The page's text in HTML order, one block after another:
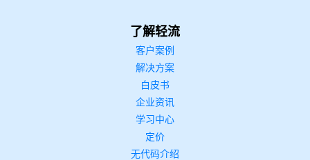
了解轻流
客户案例
解决方案
白皮书
企业资讯
学习中心
定价
无代码介绍